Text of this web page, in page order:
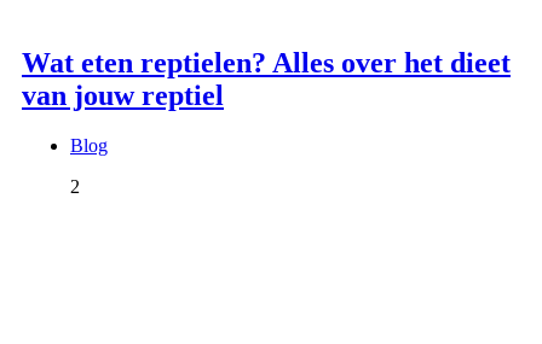
Wat eten reptielen? Alles over het dieet
van jouw reptiel
Blog
2